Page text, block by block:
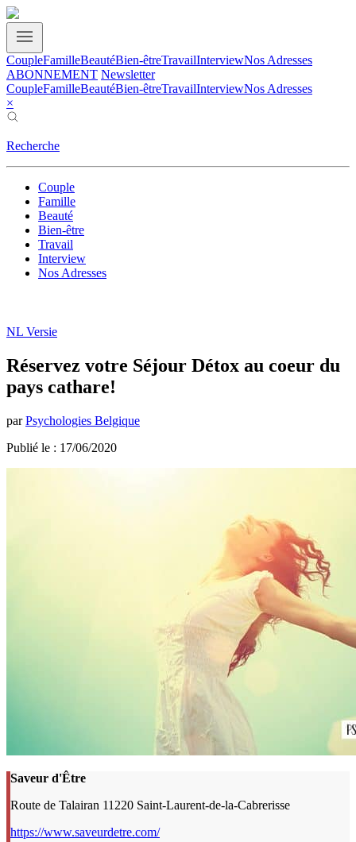
CoupleFamilleBeautéBien-êtreTravailInterviewNos Adresses
ABONNEMENT Newsletter
CoupleFamilleBeautéBien-êtreTravailInterviewNos Adresses
×
Recherche
Couple
Famille
Beauté
Bien-être
Travail
Interview
Nos Adresses
NL Versie
Réservez votre Séjour Détox au coeur du
pays cathare!
par Psychologies Belgique
Publié le : 17/06/2020
Saveur d'Être
Route de Talairan 11220 Saint-Laurent-de-la-Cabrerisse
https://www.saveurdetre.com/